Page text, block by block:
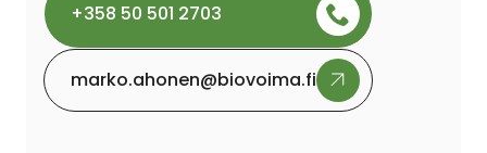
+358 50 501 2703
marko.ahonen@biovoima.fi